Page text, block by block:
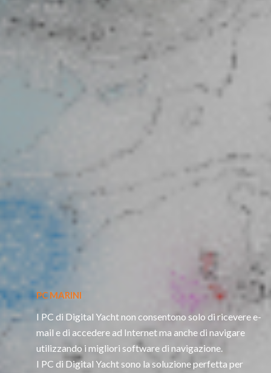
PC MARINI
I PC di Digital Yacht non consentono solo di ricevere e-
mail e di accedere ad Internet ma anche di navigare
utilizzando i migliori software di navigazione.
I PC di Digital Yacht sono la soluzione perfetta per